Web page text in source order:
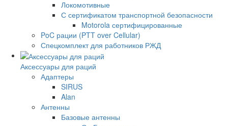
Локомотивные
С сертификатом транспортной безопасности
Motorola сертифицированные
PoC рации (PTT over Cellular)
Спецкомплект для работников РЖД
Аксессуары для раций
Адаптеры
SIRUS
Alan
Антенны
Базовые антенны